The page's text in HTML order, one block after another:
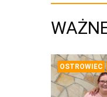
OSTROWIEC